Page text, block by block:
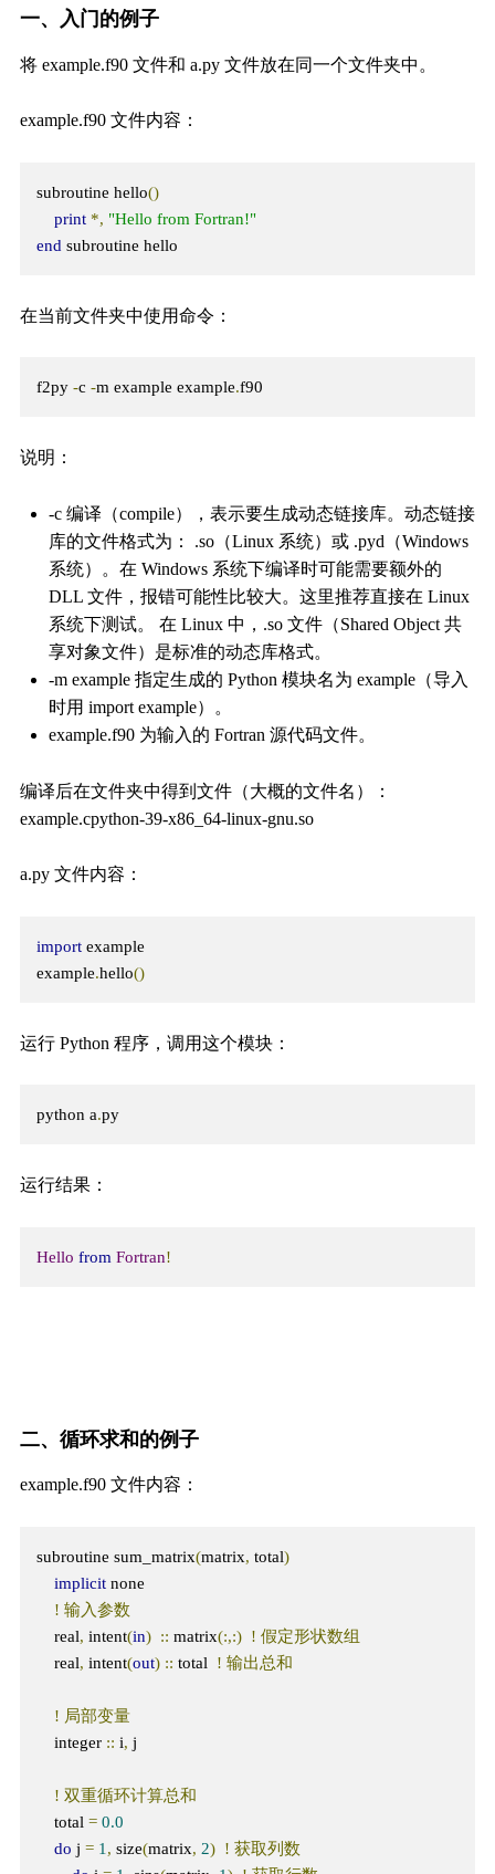
一、入门的例子
将 example.f90 文件和 a.py 文件放在同一个文件夹中。
example.f90 文件内容：
subroutine hello()
print *, "Hello from Fortran!"
end subroutine hello
在当前文件夹中使用命令：
f2py -c -m example example.f90
说明：
-c ​​编译​​（compile），表示要生成动态链接库。动态链接
库的文件格式为： .so（Linux 系统）或 .pyd（Windows
系统）。在 Windows 系统下编译时可能需要额外的
DLL 文件，报错可能性比较大。这里推荐直接在 Linux
系统下测试。 在 Linux 中，.so 文件（Shared Object 共
享对象文件）是标准的动态库格式。
-m example 指定生成的 Python 模块名为 example（导入
时用 import example）。
example.f90 为输入的 Fortran 源代码文件。
编译后在文件夹中得到文件（大概的文件名）：
example.cpython-39-x86_64-linux-gnu.so
a.py 文件内容：
import example
example.hello()
运行 Python 程序，调用这个模块：
python a.py
运行结果：
Hello from Fortran!
二、循环求和的例子
example.f90 文件内容：
subroutine sum_matrix(matrix, total)
implicit none
! 输入参数
    real
, intent(in) :: matrix(:,:) ! 假定形状数组
    real
, intent(out) :: total ! 输出总和
! 局部变量
    integer
:: i, j
! 双重循环计算总和
    total
= 0.0
do j = 1 , size(matrix, 2) ! 获取列数